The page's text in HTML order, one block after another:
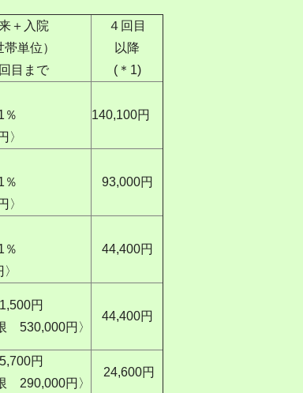
＋入院
帯単位）
目まで
４回目
以降
(＊1)
％
〉
140,100円
％
〉
93,000円
％
44,400円
円
530,000円〉
44,400円
円
290,000円〉
24,600円